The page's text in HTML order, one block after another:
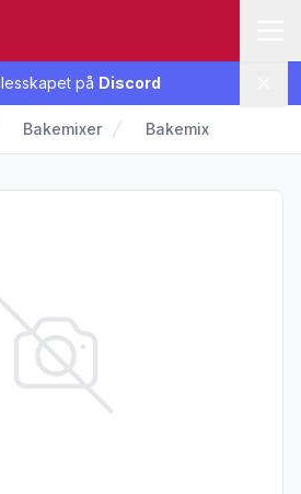
på Discord
Bakemixer Bakemix